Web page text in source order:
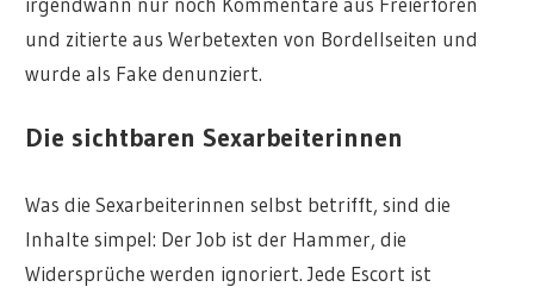
und zitierte aus Werbetexten von Bordellseiten und
wurde als Fake denunziert.
Die sichtbaren Sexarbeiterinnen
Was die Sexarbeiterinnen selbst betrifft, sind die
Inhalte simpel: Der Job ist der Hammer, die
Widersprüche werden ignoriert. Jede Escort ist